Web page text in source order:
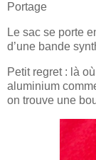
Portage
Le sac se porte
d’une bande
Petit regret : là
aluminium
on trouve une